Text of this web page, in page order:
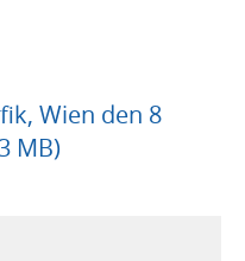
Wien den 8
MB)